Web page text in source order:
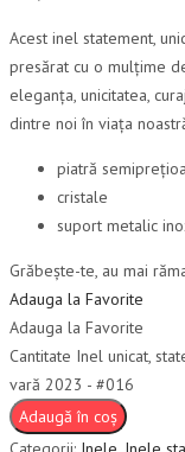
Acest inel statement,
presărat cu o mulțime
eleganța, unicitatea,
dintre noi în viața
piatră
cristale
suport metalic
Grăbește-te, au mai
Adauga la Favorite
Adauga la Favorite
Cantitate Inel unicat,
vară 2023 - #016
Adaugă în coș